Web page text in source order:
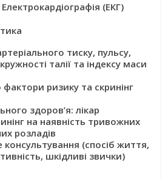
(ЕКГ)
тиску, пульсу,
талії та індексу маси
ризику та скринінг
здоров’я: лікар
на наявність тривожних
розладів
консультування (спосіб життя,
шкідливі звички)